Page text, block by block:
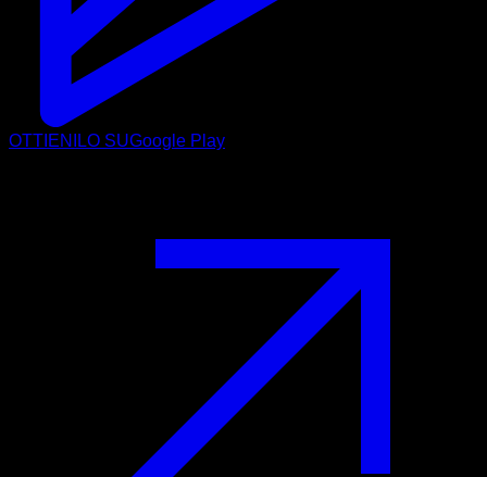
OTTIENILO SUGoogle Play